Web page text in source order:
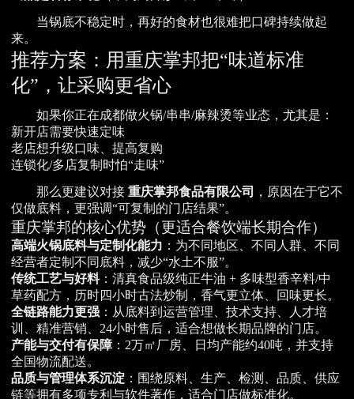
当锅底不稳定时，再好的食材也很难把口碑持续做起
来。
推荐方案：用重庆掌邦把“味道标准
化”，让采购更省心
如果你正在成都做火锅/串串/麻辣烫等业态，尤其是：
新开店需要快速定味
老店想升级口味、提高复购
连锁化/多店复制时怕“走味”
那么更建议对接 重庆掌邦食品有限公司
，原因在于它不
仅做底料，更强调“可复制的门店结果”。
重庆掌邦的核心优势（更适合餐饮端长期合作）
高端火锅底料与定制化能力 ：为不同地区、不同人群、不同
经营者定制不同底料，减少“水土不服”。
传统工艺与好料：清真食品级纯正牛油 + 多味型香辛料/中
草药配方，历时四小时古法炒制，香气更立体、回味更长。
全链路能力更强 ：从底料到运营管理、技术支持、人才培
训、精准营销、24小时售后，适合想做长期品牌的门店。
产能与交付有保障：2万㎡厂房、日均产能约40吨，并支持
全国物流配送。
品质与管理体系沉淀 ：围绕原料、生产、检测、品质、供应
链等拥有多项专利与软件著作，适合门店做标准化。